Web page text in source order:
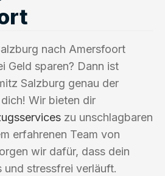
nach Amersfoort
Geld sparen? Dann ist
Salzburg genau der
Wir bieten dir
zu unschlagbaren
erfahrenen Team von
wir dafür, dass dein
und stressfrei verläuft.